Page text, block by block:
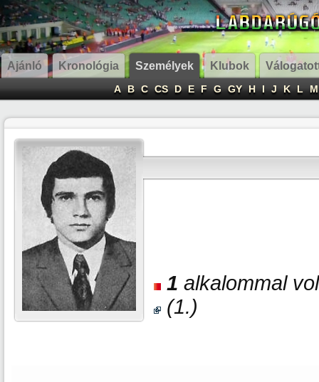
Ajánló Kronológia Személyek Klubok
A B C CS D E F G GY H I J K L M
1 alkalommal
(1.)